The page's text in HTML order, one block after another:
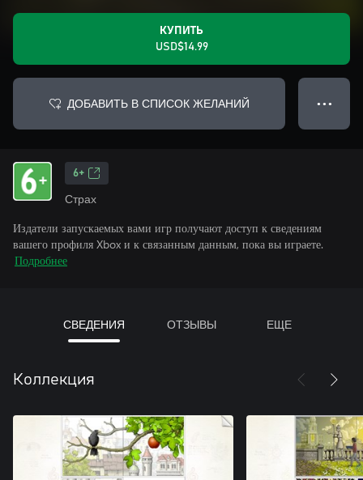
КУПИТЬ
USD$14.99
ДОБАВИТЬ В СПИСОК ЖЕЛАНИЙ ● ● ●
6+
Страх
Издатели запускаемых вами игр получают доступ к сведениям
вашего профиля Xbox и к связанным данным, пока вы играете.
Подробнее
СВЕДЕНИЯ ОТЗЫВЫ ЕЩЕ
Коллекция